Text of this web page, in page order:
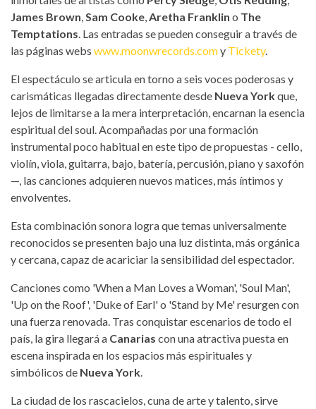
James Brown,Sam Cooke,Aretha Franklin o The
Temptations. Las entradas se pueden conseguir a través de
las páginas webs www.moonwrecords.comy Tickety.
El espectáculo se articula en torno a seis voces poderosas y
carismáticas llegadas directamente desde Nueva Yorkque,
lejos de limitarse a la mera interpretación, encarnan la esencia
espiritual del soul. Acompañadas por una formación
instrumental poco habitual en este tipo de propuestas - cello,
violín, viola, guitarra, bajo, batería, percusión, piano y saxofón
—, las canciones adquieren nuevos matices, más íntimos y
envolventes.
Esta combinación sonora logra que temas universalmente
reconocidos se presenten bajo una luz distinta, más orgánica
y cercana, capaz de acariciar la sensibilidad del espectador.
Canciones como 'When a Man Loves a Woman', 'Soul Man',
'Up on the Roof', 'Duke of Earl' o 'Stand by Me' resurgen con
una fuerza renovada. Tras conquistar escenarios de todo el
país, la gira llegará a Canarias con una atractiva puesta en
escena inspirada en los espacios más espirituales y
simbólicos de Nueva York.
La ciudad de los rascacielos, cuna de arte y talento, sirve